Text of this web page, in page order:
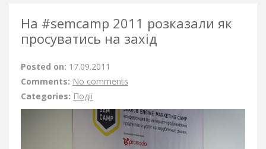
На #semcamp 2011 розказали як
просуватись на захід
Posted on: 17.09.2011
Comments: No comments
Categories: Події